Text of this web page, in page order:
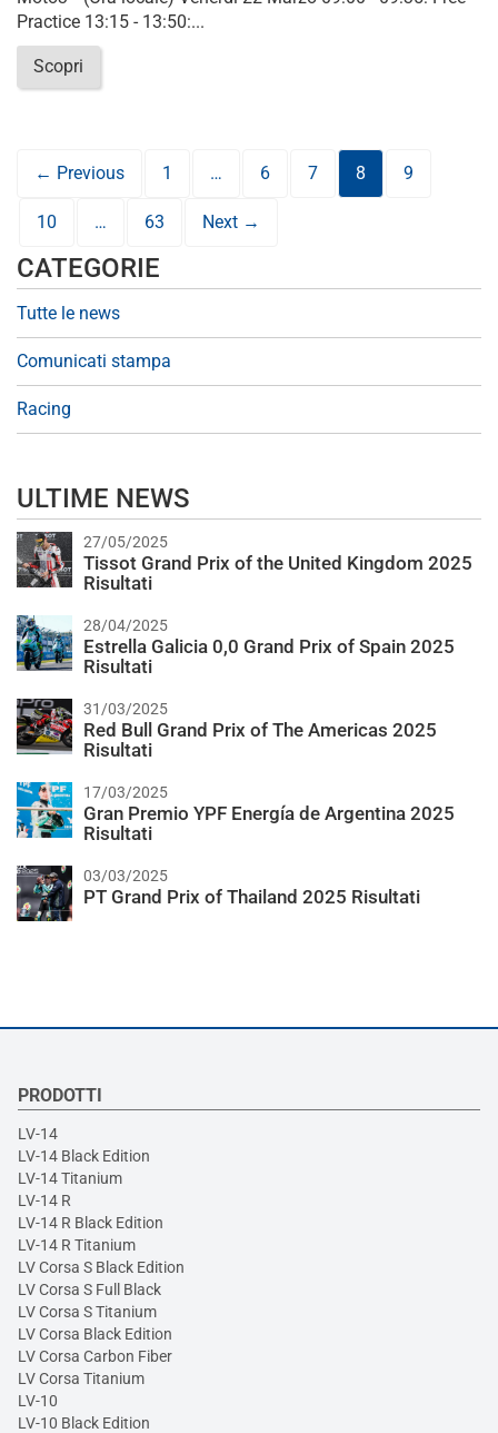
Practice 13:15 - 13:50:...
Scopri
← Previous 1 … 6 7 8 9
10 … 63 Next →
CATEGORIE
Tutte le news
Comunicati stampa
Racing
ULTIME NEWS
27/05/2025
Tissot Grand Prix of the United Kingdom 2025
Risultati
28/04/2025
Estrella Galicia 0,0 Grand Prix of Spain 2025
Risultati
31/03/2025
Red Bull Grand Prix of The Americas 2025
Risultati
17/03/2025
Gran Premio YPF Energía de Argentina 2025
Risultati
03/03/2025
PT Grand Prix of Thailand 2025 Risultati
PRODOTTI
LV-14
LV-14 Black Edition
LV-14 Titanium
LV-14 R
LV-14 R Black Edition
LV-14 R Titanium
LV Corsa S Black Edition
LV Corsa S Full Black
LV Corsa S Titanium
LV Corsa Black Edition
LV Corsa Carbon Fiber
LV Corsa Titanium
LV-10
LV-10 Black Edition